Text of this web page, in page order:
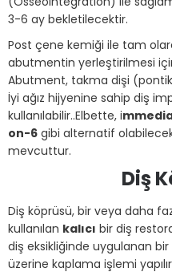
3-6 ay bekletilecektir.
Post çene kemiği ile tam
abutmentin yerleştirilmesi
Abutment, takma dişi
İyi ağız hijyenine sahip diş
kullanılabilir..Elbette, i
on-6 gibi alternatif
mevcuttur.
Diş
Diş köprüsü, bir veya daha
kullanılan kalıcı bir diş
diş eksikliğinde uygulanan
üzerine kaplama işlemi